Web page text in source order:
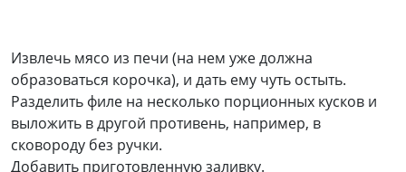
Извлечь мясо из печи (на нем уже должна
образоваться корочка), и дать ему чуть остыть.
Разделить филе на несколько порционных кусков и
выложить в другой противень, например, в
сковороду без ручки.
Добавить приготовленную заливку.